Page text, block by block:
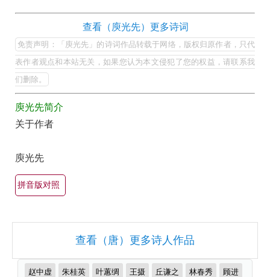
作
品
全
集
欣
（全
部
所
集
古
光
先
的
最
美
最
名
古
诗
（精
查看（庾光先）更多诗词
免责声明：「庾光先」的诗词作品转载于网络，版权归原作者，只代
表作者观点和本站无关，如果您认为本文侵犯了您的权益，请联系我
们删除。
庾光先简介
关于作者
庾光先
拼音版对照
查看（唐）更多诗人作品
推
赵中虚 朱桂英 叶蕙绸 王摄 丘谦之 林春秀 顾进